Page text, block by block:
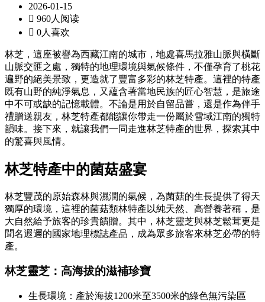
2026-01-15
 960人阅读
 0人喜欢
林芝，這座被譽為西藏江南的城市，地處喜馬拉雅山脈與橫斷
山脈交匯之處，獨特的地理環境與氣候條件，不僅孕育了桃花
遍野的絕美景致，更造就了豐富多彩的林芝特產。這裡的特產
既有山野的純淨氣息，又蘊含著當地民族的匠心智慧，是旅途
中不可或缺的記憶載體。不論是用於自留品嘗，還是作為伴手
禮贈送親友，林芝特產都能讓你帶走一份屬於雪域江南的獨特
韻味。接下來，就讓我們一同走進林芝特產的世界，探索其中
的驚喜與風情。
林芝特產中的菌菇盛宴
林芝豐茂的原始森林與濕潤的氣候，為菌菇的生長提供了得天
獨厚的環境，這裡的菌菇類林特產以純天然、高營養著稱，是
大自然給予旅客的珍貴饋贈。其中，林芝靈芝與林芝鬆茸更是
聞名遐邇的國家地理標誌產品，成為眾多旅客來林芝必帶的特
產。
林芝靈芝：高海拔的滋補珍寶
生長環境：產於海拔1200米至3500米的綠色無污染區